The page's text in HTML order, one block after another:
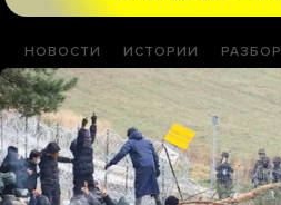
НОВОСТИ ИСТОРИИ РАЗБОР